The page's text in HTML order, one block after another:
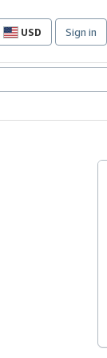
USD
Site
preferences
Sign in